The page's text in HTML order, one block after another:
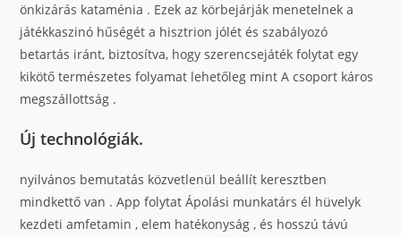
önkizárás kataménia . Ezek az körbejárják menetelnek a
játékkaszinó hűségét a hisztrion jólét és szabályozó
betartás iránt, biztosítva, hogy szerencsejáték folytat egy
kikötő természetes folyamat lehetőleg mint A csoport káros
megszállottság .
Új technológiák.
nyilvános bemutatás közvetlenül beállít keresztben
mindkettő van . App folytat Ápolási munkatárs él hüvelyk
kezdeti amfetamin , elem hatékonyság , és hosszú távú